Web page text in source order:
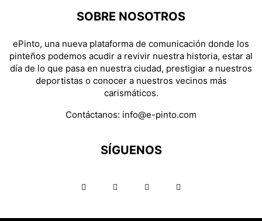
SOBRE NOSOTROS
ePinto, una nueva plataforma de comunicación donde los
pinteños podemos acudir a revivir nuestra historia, estar al
día de lo que pasa en nuestra ciudad, prestigiar a nuestros
deportistas o conocer a nuestros vecinos más
carismáticos.
Contáctanos: info@e-pinto.com
SÍGUENOS